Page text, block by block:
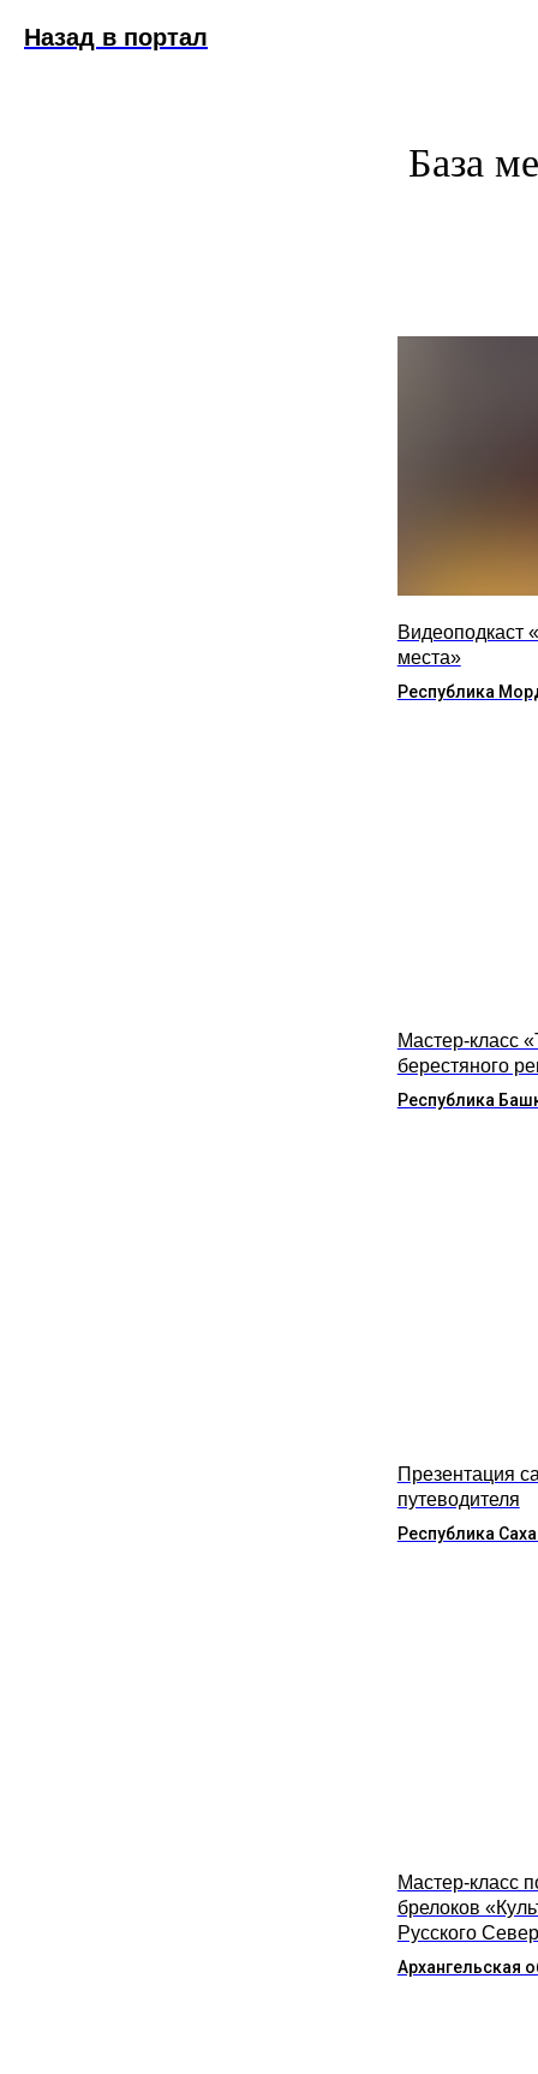
Назад в портал
База
Видеоподкаст
места»
Республика
Мастер-класс
берестяного
Республика
Презентация
путеводителя
Республика
Мастер-класс
брелоков
Русского
Архангельская